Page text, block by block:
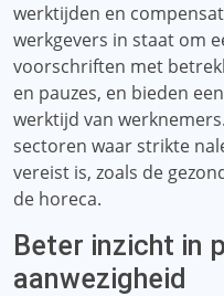
werktijden en
werkgevers in staat om
voorschriften met
en pauzes, en bieden
werktijd van
sectoren waar strikte
vereist is, zoals de
de horeca.
Beter inzicht in
aanwezigheid